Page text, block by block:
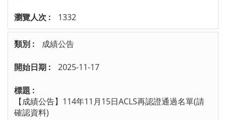
1332
成績公告
2025-11-17
【成績公告】114年11月15日ACLS再認證通過名單(請
確認資料)